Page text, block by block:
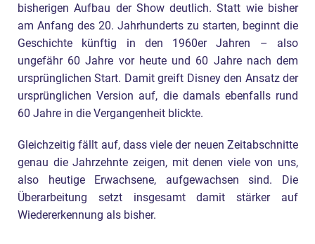
bisherigen Aufbau der Show deutlich. Statt wie bisher
am Anfang des 20. Jahrhunderts zu starten, beginnt die
Geschichte künftig in den 1960er Jahren – also
ungefähr 60 Jahre vor heute und 60 Jahre nach dem
ursprünglichen Start. Damit greift Disney den Ansatz der
ursprünglichen Version auf, die damals ebenfalls rund
60 Jahre in die Vergangenheit blickte.
Gleichzeitig fällt auf, dass viele der neuen Zeitabschnitte
genau die Jahrzehnte zeigen, mit denen viele von uns,
also heutige Erwachsene, aufgewachsen sind. Die
Überarbeitung setzt insgesamt damit stärker auf
Wiedererkennung als bisher.